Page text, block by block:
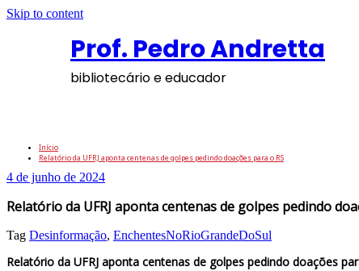
Skip to content
Prof. Pedro Andretta
bibliotecário e educador
Início
Relatório da UFRJ aponta centenas de golpes pedindo doações para o RS
4 de junho de 2024
Relatório da UFRJ aponta centenas de golpes pedindo
Tag Desinformação, EnchentesNoRioGrandeDoSul
Relatório da UFRJ aponta centenas de golpes pedindo doações